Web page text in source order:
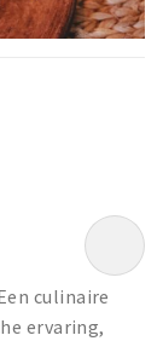
culinaire
ervaring,